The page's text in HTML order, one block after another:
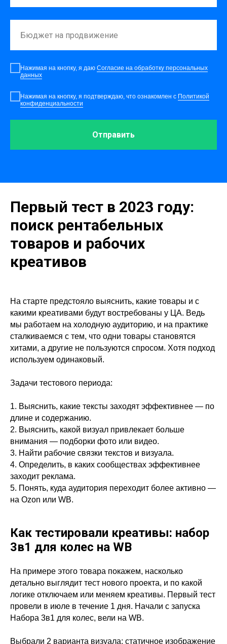
Нажимая на кнопку, я даю Согласие на обработку персональных
данных
Нажимая на кнопку, я подтверждаю, что ознакомлен с Политикой
конфиденциальности
Отправить
Первый тест в 2023 году:
поиск рентабельных
товаров и рабочих
креативов
На старте предстояло выяснить, какие товары и с
какими креативами будут востребованы у ЦА. Ведь
мы работаем на холодную аудиторию, и на практике
сталкиваемся с тем, что одни товары становятся
хитами, а другие не пользуются спросом. Хотя подход
используем одинаковый.
Задачи тестового периода:
1. Выяснить, какие тексты заходят эффективнее — по
длине и содержанию.
2. Выяснить, какой визуал привлекает больше
внимания — подборки фото или видео.
3. Найти рабочие связки текстов и визуала.
4. Определить, в каких сообществах эффективнее
заходит реклама.
5. Понять, куда аудитория переходит более активно —
на Ozon или WB.
Как тестировали креативы: набор
3в1 для колес на WB
На примере этого товара покажем, насколько
детально выглядит тест нового проекта, и по какой
логике отключаем или меняем креативы. Первый тест
провели в июле в течение 1 дня. Начали с запуска
Набора 3в1 для колес, вели на WB.
Выбрали 2 варианта визуала: статичное изображение